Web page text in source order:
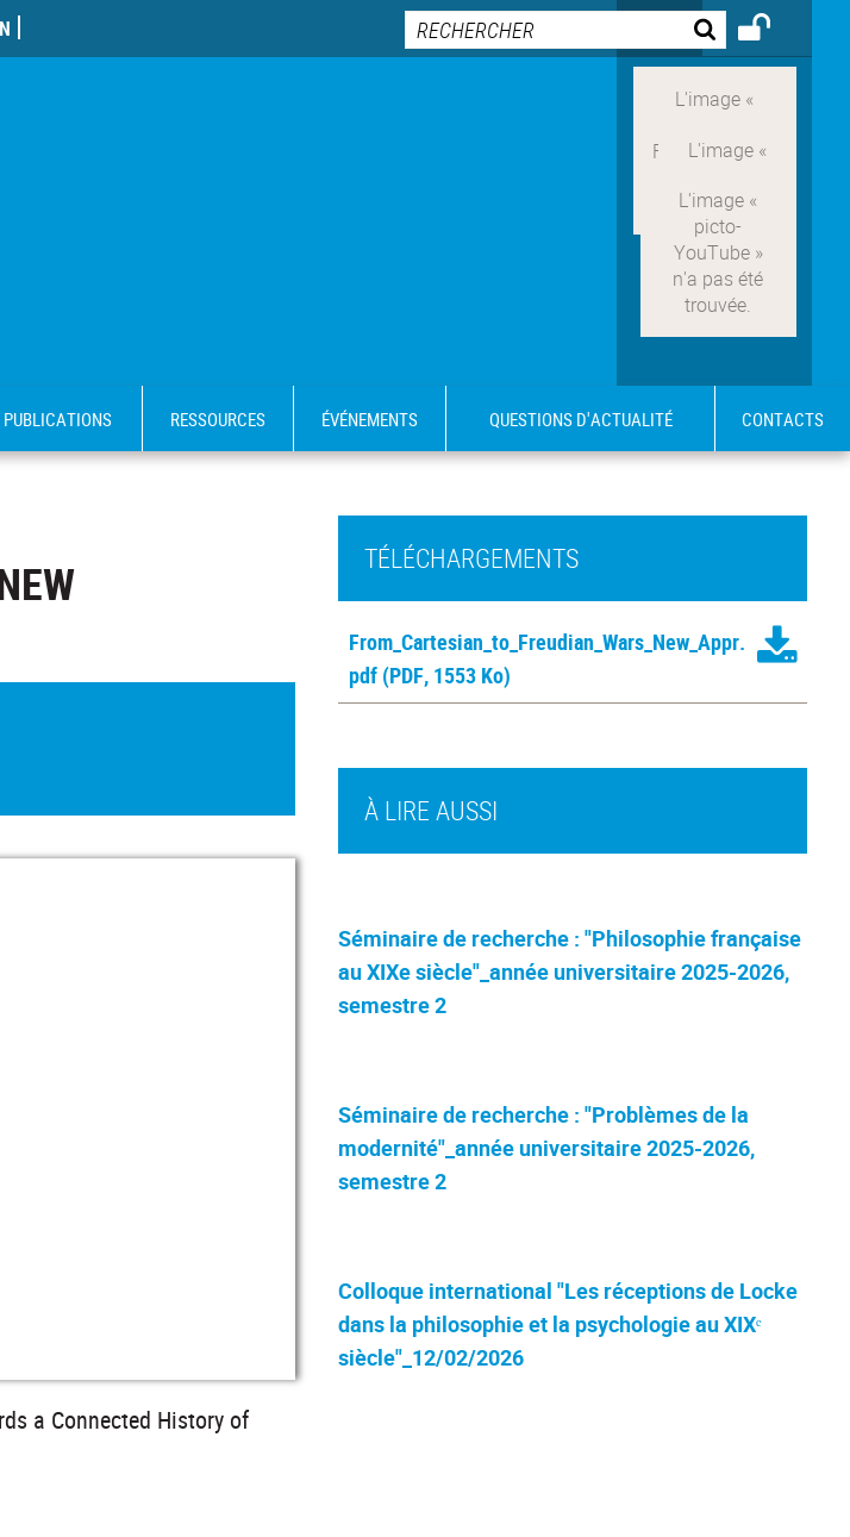
PUBLICATIONS RESSOURCES ÉVÉNEMENTS QUESTIONS D'ACTUALITÉ CONTACTS
a Connected History of
TÉLÉCHARGEMENTS
From_Cartesian_to_Freudian_Wars_New_Appr.
pdf (PDF, 1553 Ko)
À LIRE AUSSI
Séminaire de recherche : "Philosophie française
au XIXe siècle"_année universitaire 2025-2026,
semestre 2
Séminaire de recherche : "Problèmes de la
modernité"_année universitaire 2025-2026,
semestre 2
Colloque international "Les réceptions de Locke
dans la philosophie et la psychologie au XIXᵉ
siècle"_12/02/2026